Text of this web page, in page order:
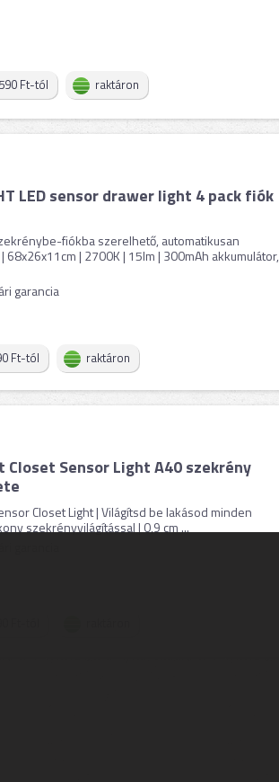
Ft-tól raktáron
LED sensor drawer light 4 pack fiók
fiókba szerelhető, automatikusan
68x26x11cm | 2700K | 15lm | 300mAh akkumulátor,
garancia
Ft-tól raktáron
Closet Sensor Light A40 szekrény
Closet Light | Világítsd be lakásod minden
szekrényvilágítással | 0,9 cm ...